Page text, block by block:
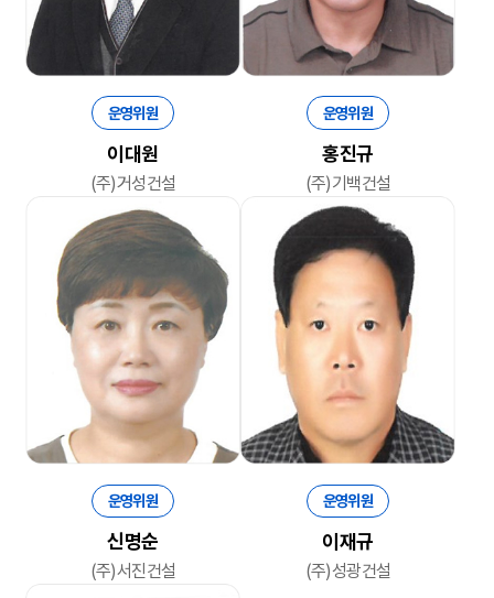
운영위원
이대원
(주)거성건설
운영위원
홍진규
(주)기백건설
운영위원
신명순
(주)서진건설
운영위원
이재규
(주)성광건설